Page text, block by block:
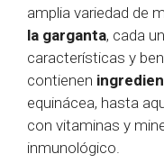
amplia variedad de
la garganta, cada
características y
contienen
equinácea, hasta
con vitaminas y
inmunológico.